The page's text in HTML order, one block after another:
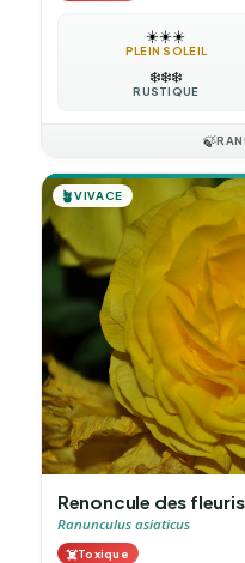
☀️☀️☀️
PLEIN SOLEIL
❄️❄️❄️
RUSTIQUE
🍃
🪴VIVACE
Renoncule des
Ranunculus asiaticus
☠️Toxique